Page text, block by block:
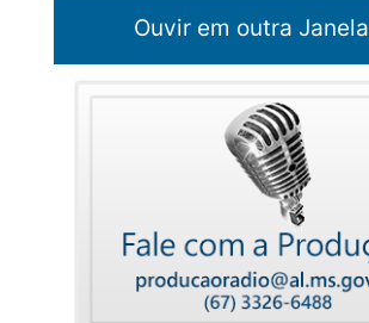
Ouvir em outra Janela